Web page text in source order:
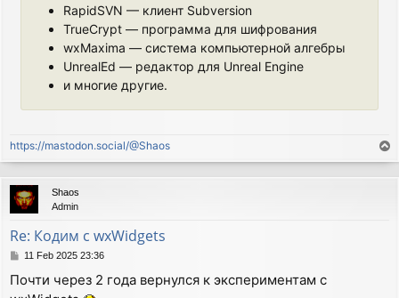
RapidSVN — клиент Subversion
TrueCrypt — программа для шифрования
wxMaxima — система компьютерной алгебры
UnrealEd — редактор для Unreal Engine
и многие другие.
https://mastodon.social/@Shaos
o
p
Shaos
Admin
Re: Кодим с wxWidgets
P
s
11 Feb 2025 23:36
Почти через 2 года вернулся к экспериментам с